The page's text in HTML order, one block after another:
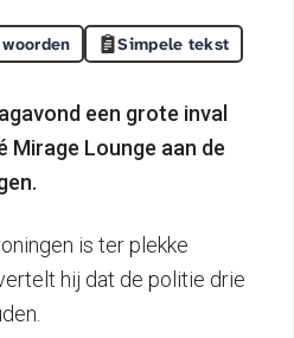
Simpele tekst
een grote inval
Mirage Lounge aan de
is ter plekke
hij dat de politie drie